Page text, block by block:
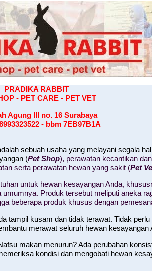
PRADIKA RABBIT
- PET CARE - PET VET
Agung III no. 16 Surabaya
- bbm 7EB97B1A
sebuah usaha yang melayani segala
(Pet Shop), perawatan kecantikan
serta perawatan hewan yang sakit (Pet
untuk hewan kesayangan Anda,
Produk tersebut meliputi aneka
beberapa produk khusus dengan
tampil kusam dan tidak terawat. Tidak
merawat seluruh hewan kesayangan
makan menurun? Ada perubahan
kondisi dan mengobati hewan